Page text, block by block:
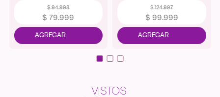
$94.998
$ 79.999
$124.997
$ 99.999